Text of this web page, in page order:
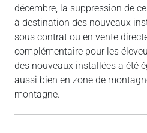
décembre, la suppression de
à destination des nouveaux
sous contrat ou en vente
complémentaire pour les
des nouveaux installées a été
aussi bien en zone de
montagne.